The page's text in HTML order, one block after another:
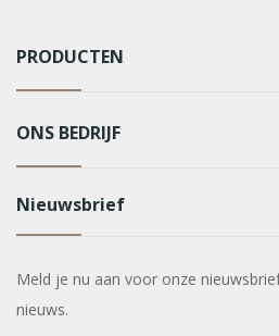
PRODUCTEN
ONS BEDRIJF
Nieuwsbrief
Meld je nu aan voor onze
nieuws.